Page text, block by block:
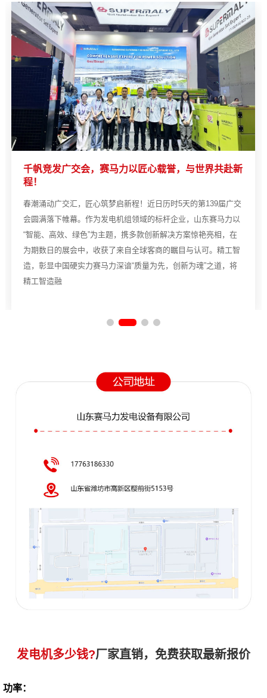
千帆竞发广交会，赛马力以匠心载誉，与世界共赴新
程！
春潮涌动广交汇，匠心筑梦启新程！近日历时5天的第139届广交
会圆满落下帷幕。作为发电机组领域的标杆企业，山东赛马力以
“智能、高效、绿色”为主题，携多款创新解决方案惊艳亮相，在
为期数日的展会中，收获了来自全球客商的瞩目与认可。精工智
造，彰显中国硬实力赛马力深谙“质量为先，创新为魂”之道，将
精工智造融
发电机多少钱?厂家直销，免费获取最新报价
功率：